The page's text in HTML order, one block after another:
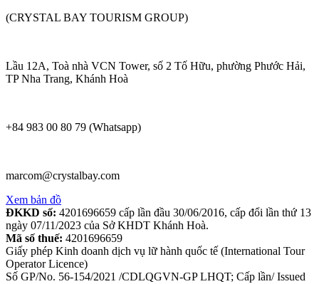
(CRYSTAL BAY TOURISM GROUP)
Lầu 12A, Toà nhà VCN Tower, số 2 Tố Hữu, phường Phước Hải,
TP Nha Trang, Khánh Hoà
+84 983 00 80 79 (Whatsapp)
marcom@crystalbay.com
Xem bản đồ
ĐKKD số: 4201696659 cấp lần đầu 30/06/2016, cấp đổi lần thứ 13
ngày 07/11/2023 của Sở KHDT Khánh Hoà.
Mã số thuế: 4201696659
Giấy phép Kinh doanh dịch vụ lữ hành quốc tế (International Tour
Operator Licence)
Số GP/No. 56-154/2021 /CDLQGVN-GP LHQT; Cấp lần/ Issued